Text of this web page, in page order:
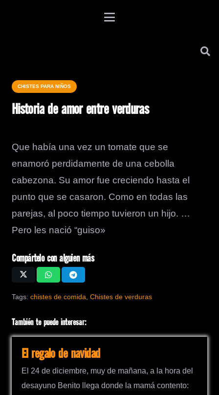
CHISTES PARA NIÑOS
Historia de amor entre verduras
Que había una vez un tomate que se
enamoró perdidamente de una cebolla
cabezona. Su amor fue creciendo hasta el
punto que se casaron. Como en todas las
parejas, al poco tiempo tuvieron un hijo. …
Pero les nació “guiso»
Compártelo con alguien más
Tags: chistes de comida Chistes de verduras
También te puede interesar:
El regalo de navidad
El 24 de diciembre, muy de mañana, a la hora del
desayuno Benito llega donde la mamá contento: